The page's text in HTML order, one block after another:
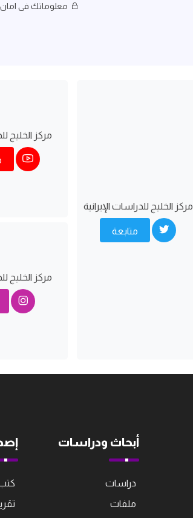
معلوماتك فى امان
مركز الخليج للدراسات اﻹيرانية
متابعة
مركز الخليج
مركز الخليج
أبحاث ودراسات
دراسات
ملفات